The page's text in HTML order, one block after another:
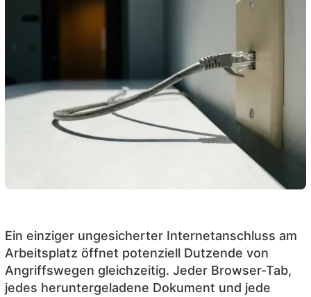
Ein einziger ungesicherter Internetanschluss am
Arbeitsplatz öffnet potenziell Dutzende von
Angriffswegen gleichzeitig. Jeder Browser-Tab,
jedes heruntergeladene Dokument und jede